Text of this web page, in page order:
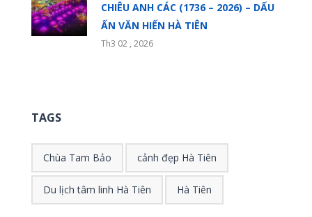
CHIÊU ANH CÁC (1736 – 2026) – DẤU
ẤN VĂN HIẾN HÀ TIÊN
Th3 02 , 2026
TAGS
Chùa Tam Bảo cảnh đẹp Hà Tiên
Du lịch tâm linh Hà Tiên Hà Tiên